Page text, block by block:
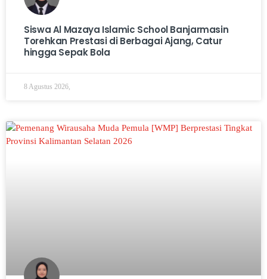
Siswa Al Mazaya Islamic School Banjarmasin
Torehkan Prestasi di Berbagai Ajang, Catur
hingga Sepak Bola
8 Agustus 2026,